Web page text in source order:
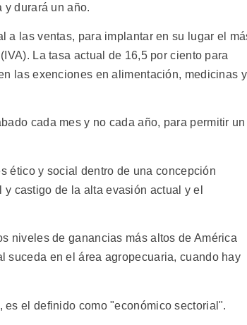
y durará un año.
a las ventas, para implantar en su lugar el
La tasa actual de 16,5 por ciento para
las exenciones en alimentación, medicinas y
cada mes y no cada año, para permitir un
ético y social dentro de una concepción
castigo de la alta evasión actual y el
niveles de ganancias más altos de América
suceda en el área agropecuaria, cuando hay
el definido como "económico sectorial".